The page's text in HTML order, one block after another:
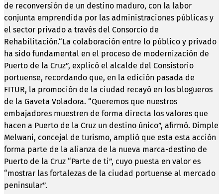
de reconversión de un destino maduro, con la labor
conjunta emprendida por las administraciones públicas y
el sector privado a través del Consorcio de
Rehabilitación.“La colaboración entre lo público y privado
ha sido fundamental en el proceso de modernización de
Puerto de la Cruz”, explicó el alcalde del Consistorio
portuense, recordando que, en la edición pasada de
FITUR, la promoción de la ciudad recayó en los blogueros
de la Gaveta Voladora. “Queremos que nuestros
embajadores muestren de forma directa los valores que
hacen a Puerto de la Cruz un destino único”, afirmó. Dimple
Melwani, concejal de turismo, amplió que esta esta acción
forma parte de la alianza de la nueva marca-destino de
Puerto de la Cruz “Parte de ti”, cuyo puesta en valor es
“mostrar las fortalezas de la ciudad portuense al mercado
peninsular”.